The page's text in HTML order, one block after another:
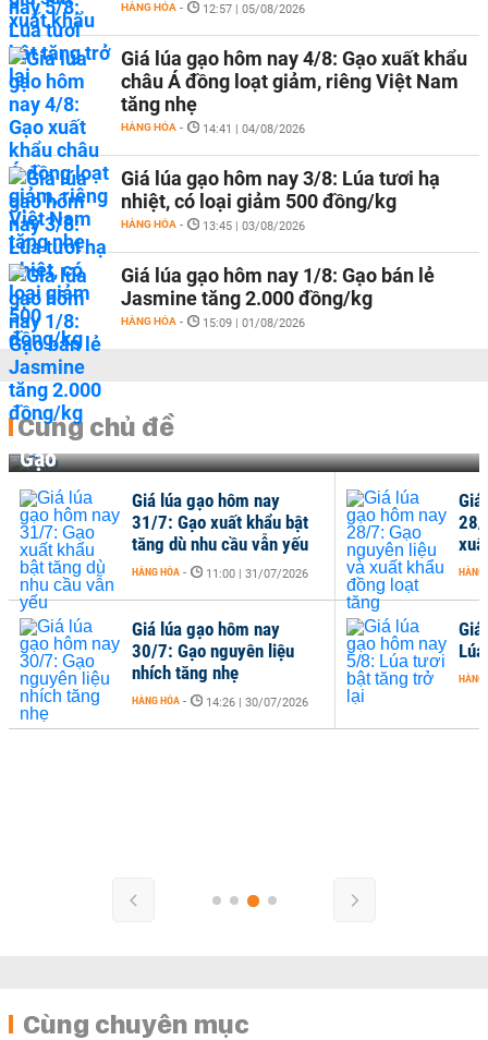
HÀNG HÓA - 12:57 | 05/08/2026
Giá lúa gạo hôm nay 4/8: Gạo xuất khẩu
châu Á đồng loạt giảm, riêng Việt Nam
tăng nhẹ
HÀNG HÓA - 14:41 | 04/08/2026
Giá lúa gạo hôm nay 3/8: Lúa tươi hạ
nhiệt, có loại giảm 500 đồng/kg
HÀNG HÓA - 13:45 | 03/08/2026
Giá lúa gạo hôm nay 1/8: Gạo bán lẻ
Jasmine tăng 2.000 đồng/kg
HÀNG HÓA - 15:09 | 01/08/2026
Cùng chủ đề
Gạo
HÀNG
Giá lúa gạo hôm nay
31/7: Gạo xuất khẩu bật
tăng dù nhu cầu vẫn yếu
HÀNG HÓA - 11:00 | 31/07/2026
Giá lúa gạo hôm nay
30/7: Gạo nguyên liệu
nhích tăng nhẹ
HÀNG HÓA - 14:26 | 30/07/2026
Giá
28/
HÀNG
Cùng chuyên mục